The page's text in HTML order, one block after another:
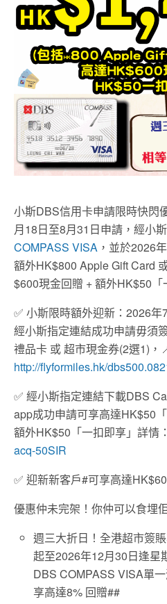
小斯DBS信用卡申請限時快閃
月18日至8月31日申請，經小
COMPASS VISA ，並於2026
額外HK$800 Apple Gift Card
$600現金回贈 + 額外HK$50「
✅ 小斯限時額外迎新：2026年
經小斯指定連結成功申請毋須
禮品卡 或 超市現金券(2選1)，
http://flyformiles.hk/
✅ 經小斯指定連結下載DBS
app成功申請可享高達HK$50「
額外HK$50「一扣即享」詳情：
acq-50SIR
✅ 迎新新客戶#可享高達
優惠仲未完架！你仲可以食埋
週三大折日！全港超市簽
起至2026年12月30日逢星
DBS COMPASS VISA單
享高達8% 回贈##